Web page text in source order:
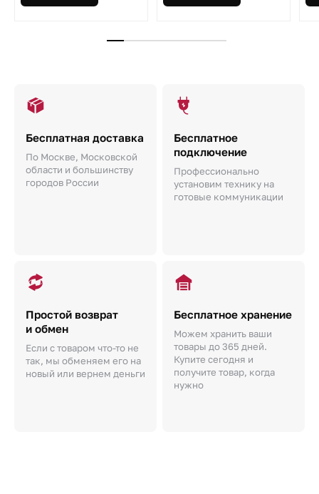
Бесплатная доставка
По Москве, Московской
области и большинству
городов России
Бесплатное
подключение
Профессионально
установим технику на
готовые коммуникации
Простой возврат
и обмен
Если с товаром что-то не
так, мы обменяем его на
новый или вернем деньги
Бесплатное хранение
Можем хранить ваши
товары до 365 дней.
Купите сегодня и
получите товар, когда
нужно